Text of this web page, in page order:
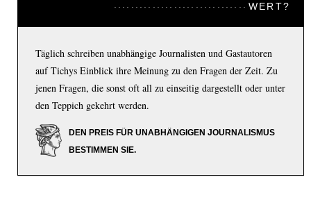
WERT?
Täglich schreiben unabhängige Journalisten und Gastautoren
auf Tichys Einblick ihre Meinung zu den Fragen der Zeit. Zu
jenen Fragen, die sonst oft all zu einseitig dargestellt oder unter
den Teppich gekehrt werden.
DEN PREIS FÜR UNABHÄNGIGEN JOURNALISMUS
BESTIMMEN SIE.